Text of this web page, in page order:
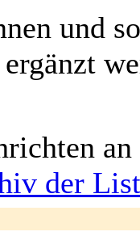
und
an
der